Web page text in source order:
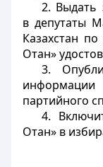
2. Выдать
в депутаты
Казахстан
Отан»
3.
партийного
4.
Отан» в